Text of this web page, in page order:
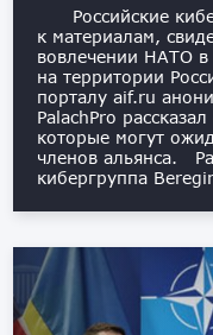
Российские
к материалам,
вовлечении НАТО в
на территории
порталу aif.ru
PalachPro
которые могут
членов альянса.
кибергруппа